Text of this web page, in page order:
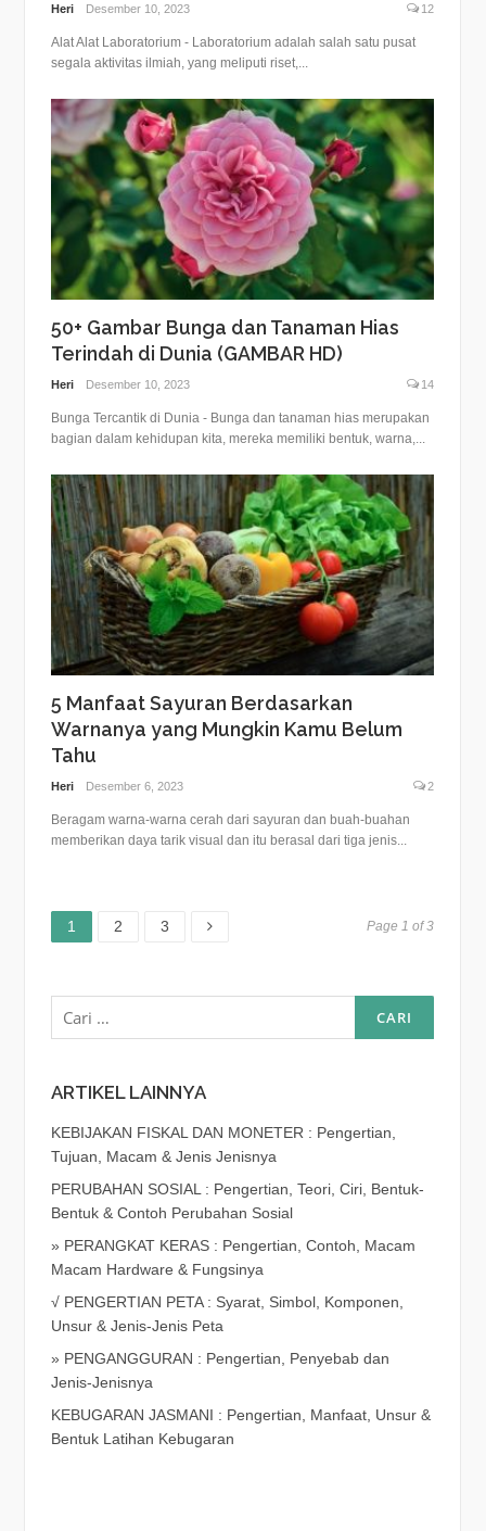
Heri Desember 10, 2023 12
Alat Alat Laboratorium - Laboratorium adalah salah satu pusat
segala aktivitas ilmiah, yang meliputi riset,...
50+ Gambar Bunga dan Tanaman Hias
Terindah di Dunia (GAMBAR HD)
Heri Desember 10, 2023 14
Bunga Tercantik di Dunia - Bunga dan tanaman hias merupakan
bagian dalam kehidupan kita, mereka memiliki bentuk, warna,...
5 Manfaat Sayuran Berdasarkan
Warnanya yang Mungkin Kamu Belum
Tahu
Heri Desember 6, 2023 2
Beragam warna-warna cerah dari sayuran dan buah-buahan
memberikan daya tarik visual dan itu berasal dari tiga jenis...
Page
1 Page
2 Page
3 Page 1 of 3
Cari
untuk:
ARTIKEL LAINNYA
KEBIJAKAN FISKAL DAN MONETER : Pengertian,
Tujuan, Macam & Jenis Jenisnya
PERUBAHAN SOSIAL : Pengertian, Teori, Ciri, Bentuk-
Bentuk & Contoh Perubahan Sosial
» PERANGKAT KERAS : Pengertian, Contoh, Macam
Macam Hardware & Fungsinya
√ PENGERTIAN PETA : Syarat, Simbol, Komponen,
Unsur & Jenis-Jenis Peta
» PENGANGGURAN : Pengertian, Penyebab dan
Jenis-Jenisnya
KEBUGARAN JASMANI : Pengertian, Manfaat, Unsur &
Bentuk Latihan Kebugaran